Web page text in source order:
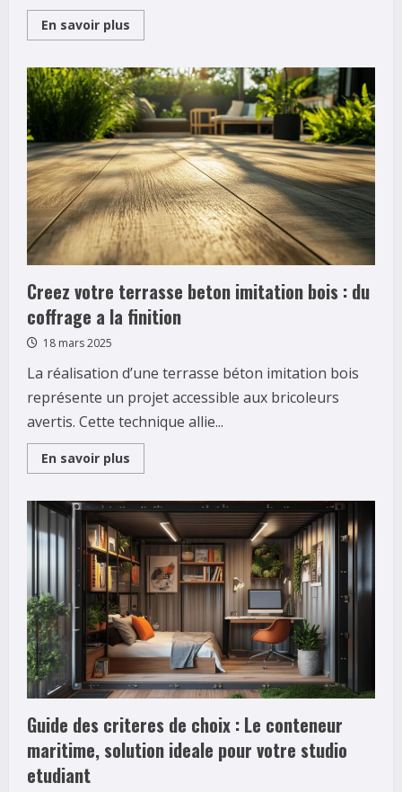
En savoir plus
more
étapes
clés
pour
faire
estimer
son
appartement
à
Puilboreau
et
obtenir
le
meilleur
prix
Creez votre terrasse beton imitation bois : du
coffrage a la finition
18 mars 2025
La réalisation d’une terrasse béton imitation bois
représente un projet accessible aux bricoleurs
avertis. Cette technique allie...
En savoir plus
more
votre
terrasse
beton
imitation
bois
:
du
coffrage
a
la
finition
Guide des criteres de choix : Le conteneur
maritime, solution ideale pour votre studio
etudiant